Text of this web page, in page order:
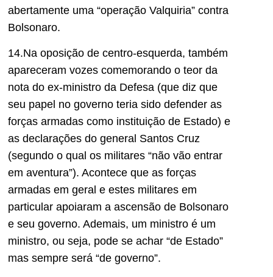
abertamente uma “operação Valquiria” contra
Bolsonaro.
14.Na oposição de centro-esquerda, também
apareceram vozes comemorando o teor da
nota do ex-ministro da Defesa (que diz que
seu papel no governo teria sido defender as
forças armadas como instituição de Estado) e
as declarações do general Santos Cruz
(segundo o qual os militares “não vão entrar
em aventura”). Acontece que as forças
armadas em geral e estes militares em
particular apoiaram a ascensão de Bolsonaro
e seu governo. Ademais, um ministro é um
ministro, ou seja, pode se achar “de Estado”
mas sempre será “de governo”.